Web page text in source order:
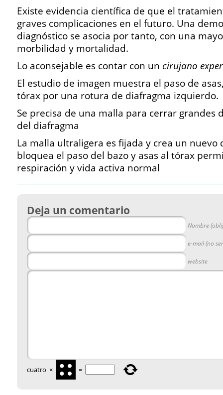
Existe evidencia científica de que el
graves complicaciones en el futuro. Una
diagnóstico se asocia por tanto, con una
morbilidad y mortalidad.
Lo aconsejable es contar con un cirujano
El estudio de imagen muestra el paso de
tórax por una rotura de diafragma izquierdo.
Se precisa de una malla para cerrar grandes
del diafragma
La malla ultraligera es fijada y crea un nuevo
bloquea el paso del bazo y asas al tórax
respiración y vida activa normal
Deja un comentario
Nombre
e-mail (no
website
cuatro × =